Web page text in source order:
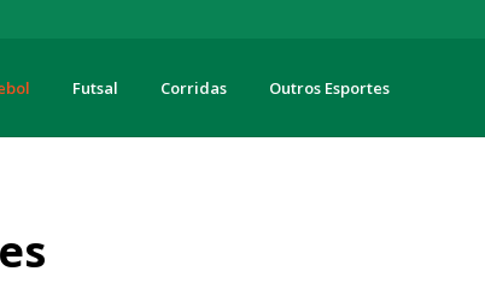
Futsal Corridas Outros Esportes